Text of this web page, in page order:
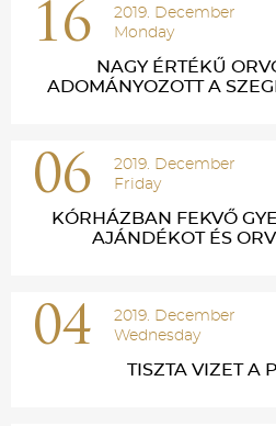
16
2019. December
Monday
NAGY ÉRTÉKŰ
ADOMÁNYOZOTT A
06
2019. December
Friday
KÓRHÁZBAN FEKVŐ
AJÁNDÉKOT ÉS
04
2019. December
Wednesday
TISZTA VIZET A